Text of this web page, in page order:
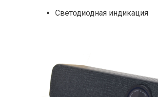
Светодиодная индикация